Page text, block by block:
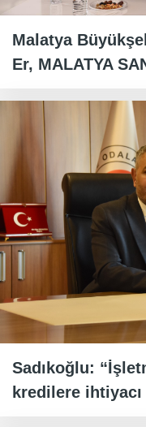
Malatya
Er, MALATYA
Sadıkoğlu:
kredilere ihtiyacı